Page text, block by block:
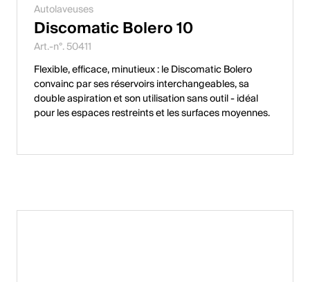
Svenska
English
Pologne
Polski
Autolaveuses
Discomatic Bolero 10
Art.-n°. 50411
Flexible, efficace, minutieux : le Discomatic Bolero
convainc par ses réservoirs interchangeables, sa
double aspiration et son utilisation sans outil - idéal
pour les espaces restreints et les surfaces moyennes.